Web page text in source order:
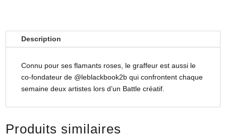
Description
Connu pour ses flamants roses, le graffeur est aussi le
co-fondateur de @leblackbook2b qui confrontent chaque
semaine deux artistes lors d’un Battle créatif.
Produits similaires